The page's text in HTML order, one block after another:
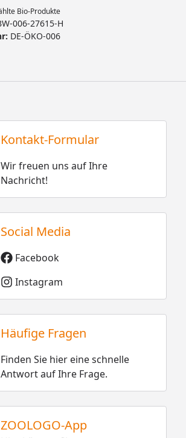
Bio-Produkte
006-27615-H
DE-ÖKO-006
Kontakt-Formular
Wir freuen uns auf Ihre
Nachricht!
Social Media
Facebook
Instagram
Häufige Fragen
Finden Sie hier eine schnelle
Antwort auf Ihre Frage.
ZOOLOGO-App